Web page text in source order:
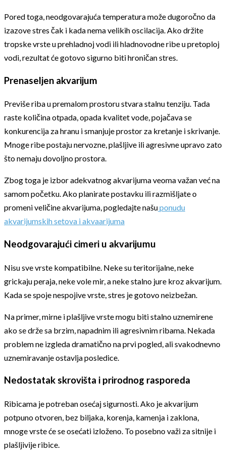
Pored toga, neodgovarajuća temperatura može dugoročno da
izazove stres čak i kada nema velikih oscilacija. Ako držite
tropske vrste u prehladnoj vodi ili hladnovodne ribe u pretoploj
vodi, rezultat će gotovo sigurno biti hroničan stres.
Prenaseljen akvarijum
Previše riba u premalom prostoru stvara stalnu tenziju. Tada
raste količina otpada, opada kvalitet vode, pojačava se
konkurencija za hranu i smanjuje prostor za kretanje i skrivanje.
Mnoge ribe postaju nervozne, plašljive ili agresivne upravo zato
što nemaju dovoljno prostora.
Zbog toga je izbor adekvatnog akvarijuma veoma važan već na
samom početku. Ako planirate postavku ili razmišljate o
promeni veličine akvarijuma, pogledajte našuponudu
akvarijumskih setova i akvaarijuma
Neodgovarajući cimeri u akvarijumu
Nisu sve vrste kompatibilne. Neke su teritorijalne, neke
grickaju peraja, neke vole mir, a neke stalno jure kroz akvarijum.
Kada se spoje nespojive vrste, stres je gotovo neizbežan.
Na primer, mirne i plašljive vrste mogu biti stalno uznemirene
ako se drže sa brzim, napadnim ili agresivnim ribama. Nekada
problem ne izgleda dramatično na prvi pogled, ali svakodnevno
uznemiravanje ostavlja posledice.
Nedostatak skrovišta i prirodnog rasporeda
Ribicama je potreban osećaj sigurnosti. Ako je akvarijum
potpuno otvoren, bez biljaka, korenja, kamenja i zaklona,
mnoge vrste će se osećati izloženo. To posebno važi za sitnije i
plašljivije ribice.